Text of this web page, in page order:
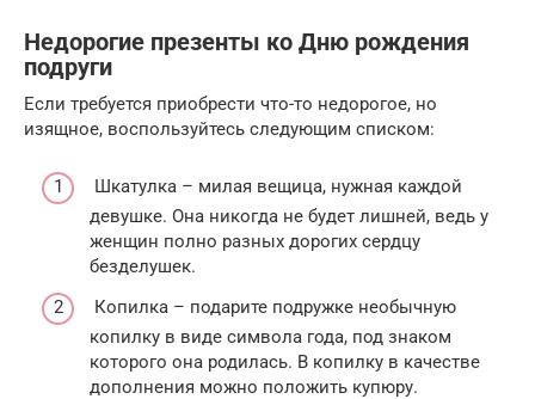
Недорогие презенты ко Дню рождения
подруги
Если требуется приобрести что-то недорогое, но
изящное, воспользуйтесь следующим списком:
Шкатулка – милая вещица, нужная каждой
девушке. Она никогда не будет лишней, ведь у
женщин полно разных дорогих сердцу
безделушек.
Копилка – подарите подружке необычную
копилку в виде символа года, под знаком
которого она родилась. В копилку в качестве
дополнения можно положить купюру.